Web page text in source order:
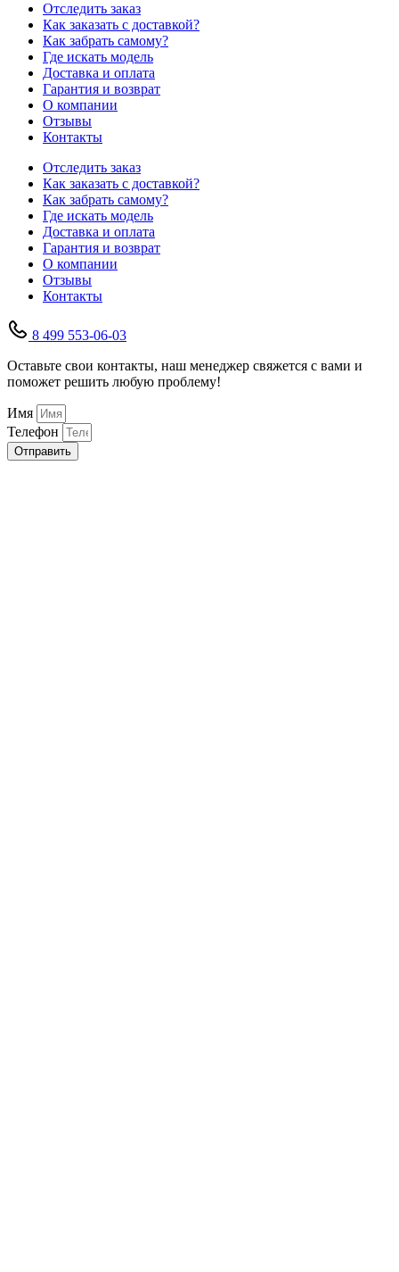
Отследить заказ
Как заказать с доставкой?
Как забрать самому?
Где искать модель
Доставка и оплата
Гарантия и возврат
О компании
Отзывы
Контакты
Отследить заказ
Как заказать с доставкой?
Как забрать самому?
Где искать модель
Доставка и оплата
Гарантия и возврат
О компании
Отзывы
Контакты
8 499 553-06-03
Оставьте свои контакты, наш менеджер свяжется с вами и
поможет решить любую проблему!
Имя
Телефон
Отправить